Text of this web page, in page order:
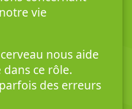
vie
nous aide
ce rôle.
des erreurs